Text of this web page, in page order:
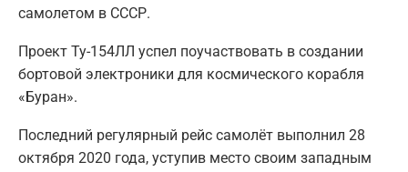
самолетом в СССР.
Проект Ту-154ЛЛ успел поучаствовать в создании
бортовой электроники для космического корабля
«Буран».
Последний регулярный рейс самолёт выполнил 28
октября 2020 года, уступив место своим западным